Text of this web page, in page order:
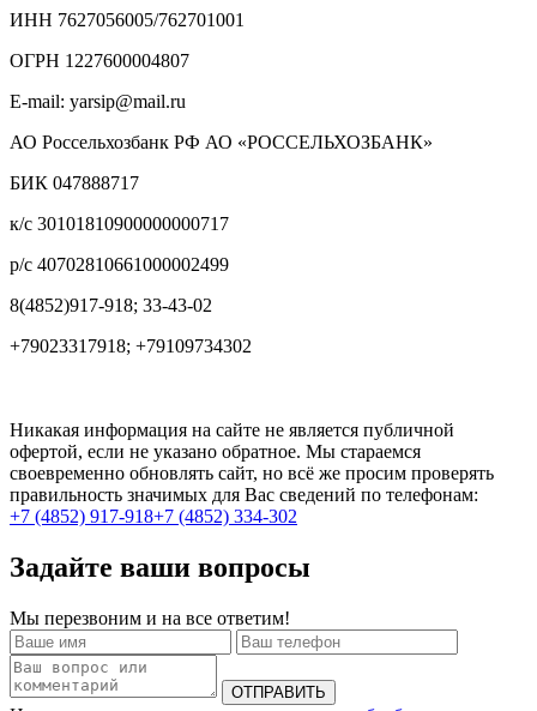
ИНН 7627056005/762701001
ОГРН 1227600004807
E-mail: yarsip@mail.ru
АО Россельхозбанк РФ АО «РОССЕЛЬХОЗБАНК»
БИК 047888717
к/с 30101810900000000717
р/с 40702810661000002499
8(4852)917-918; 33-43-02
+79023317918; +79109734302
Никакая информация на сайте не является публичной
офертой, если не указано обратное. Мы стараемся
своевременно обновлять сайт, но всё же просим проверять
правильность значимых для Вас сведений по телефонам:
+7 (4852) 917-918+7 (4852) 334-302
Задайте ваши вопросы
Мы перезвоним и на все ответим!